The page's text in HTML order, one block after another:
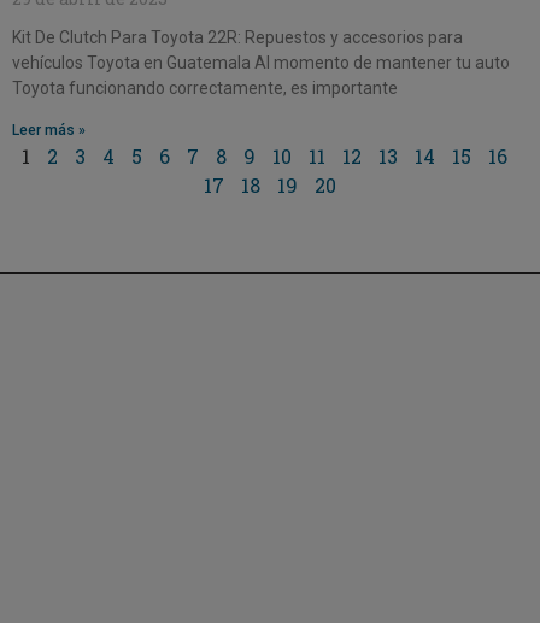
Kit De Clutch Para Toyota 22R: Repuestos y accesorios para
vehículos Toyota en Guatemala Al momento de mantener tu auto
Toyota funcionando correctamente, es importante
Leer más »
1 2 3 4 5 6 7 8 9 10 11 12 13 14 15
16
17
18 19 20